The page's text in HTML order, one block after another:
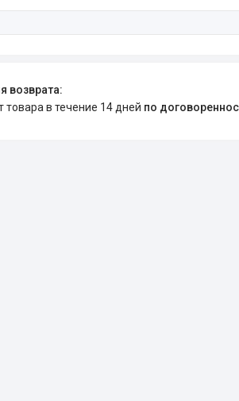
товара в течение 14 дней по